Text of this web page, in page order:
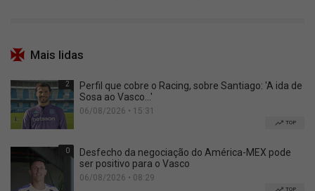
Mais lidas
2
Perfil que cobre o Racing, sobre Santiago: 'A ida de
Sosa ao Vasco...'
06/08/2026 • 15:31
TOP
0
Desfecho da negociação do América-MEX pode
ser positivo para o Vasco
06/08/2026 • 08:29
TOP